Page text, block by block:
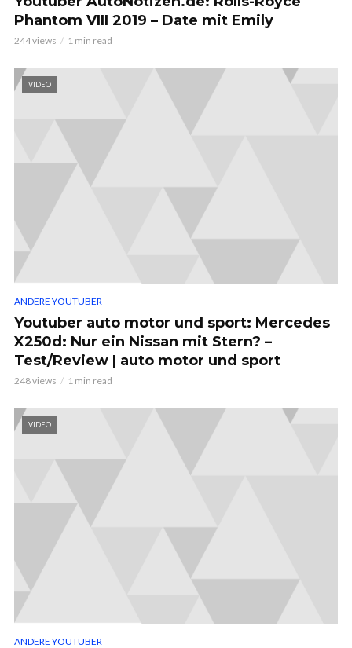
Phantom VIII 2019 – Date mit Emily
244 views 1 min read
VIDEO
ANDERE YOUTUBER
Youtuber auto motor und sport: Mercedes
X250d: Nur ein Nissan mit Stern? –
Test/Review | auto motor und sport
248 views 1 min read
VIDEO
ANDERE YOUTUBER